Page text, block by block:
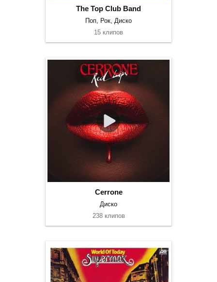
The Top Club Band
Поп, Рок, Диско
15 клипов
Cerrone
Диско
238 клипов